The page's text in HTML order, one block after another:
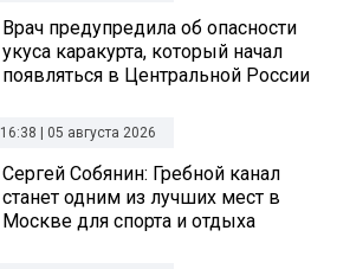
Врач предупредила об опасности
укуса каракурта, который начал
появляться в Центральной России
16:38 | 05 августа 2026
Сергей Собянин: Гребной канал
станет одним из лучших мест в
Москве для спорта и отдыха